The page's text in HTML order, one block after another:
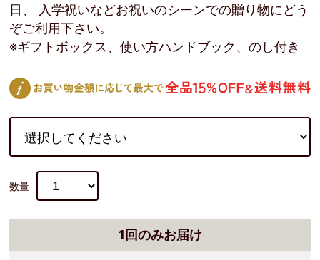
日、 入学祝いなどお祝いのシーンでの贈り物にどう
ぞご利用下さい。
※ギフトボックス、使い方ハンドブック、のし付き
数量
1回のみお届け